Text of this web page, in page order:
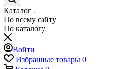
Каталог
По всему сайту
По каталогу
Войти
Избранные товары 0